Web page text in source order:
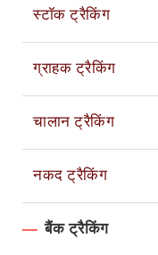
स्टॉक ट्रैकिंग
ग्राहक ट्रैकिंग
चालान ट्रैकिंग
नकद ट्रैकिंग
बैंक ट्रैकिंग